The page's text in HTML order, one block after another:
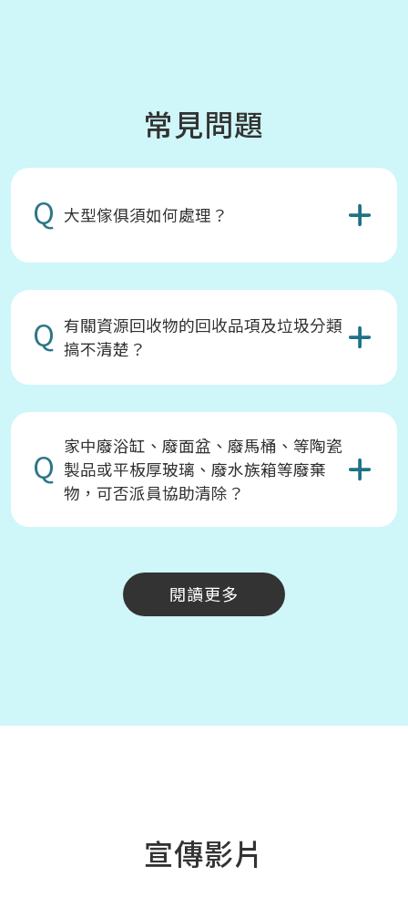
常見問題
Q 大型傢俱須如何處理？
Q 有關資源回收物的回收品項及垃圾分類
搞不清楚？
Q 家中廢浴缸、廢面盆、廢馬桶、等陶瓷
製品或平板厚玻璃、廢水族箱等廢棄
物，可否派員協助清除？
閱讀更多
宣傳影片